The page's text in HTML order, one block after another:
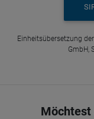
Einheitsübersetzung
GmbH,
Möchtest